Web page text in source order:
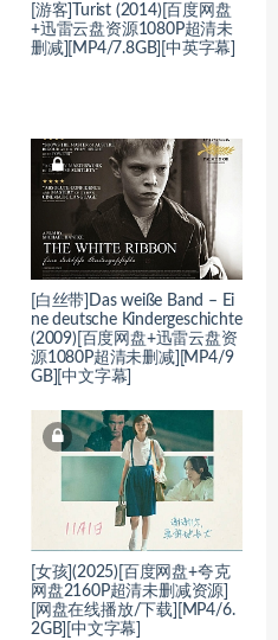
[游客]Turist (2014)[百度网盘
+迅雷云盘资源1080P超清未
删减][MP4/7.8GB][中英字幕]
[白丝带]Das weiße Band – Ei
ne deutsche Kindergeschichte
(2009)[百度网盘+迅雷云盘资
源1080P超清未删减][MP4/9
GB][中文字幕]
[女孩](2025)[百度网盘+夸克
网盘2160P超清未删减资源]
[网盘在线播放/下载][MP4/6.
2GB][中文字幕]